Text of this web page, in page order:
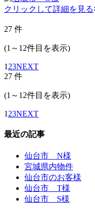
クリックして詳細を見る
27 件
(1～12件目を表示)
1 23NEXT
27 件
(1～12件目を表示)
1 23NEXT
最近の記事
仙台市 N様
宮城県内物件
仙台市のお客様
仙台市 T様
仙台市 S様